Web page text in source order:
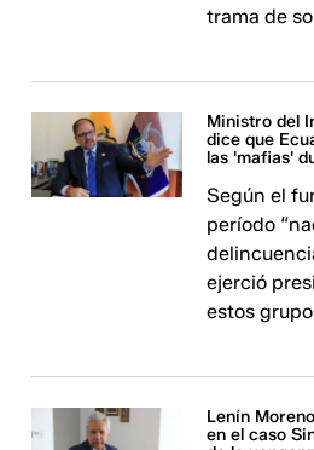
trama de
Ministro del
dice que
las 'mafias'
Según el
período
ejerció
estos
Lenín
en el caso